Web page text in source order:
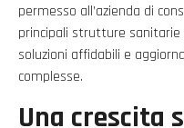
permesso all’azienda di
principali strutture
soluzioni affidabili e
complesse.
Una crescita